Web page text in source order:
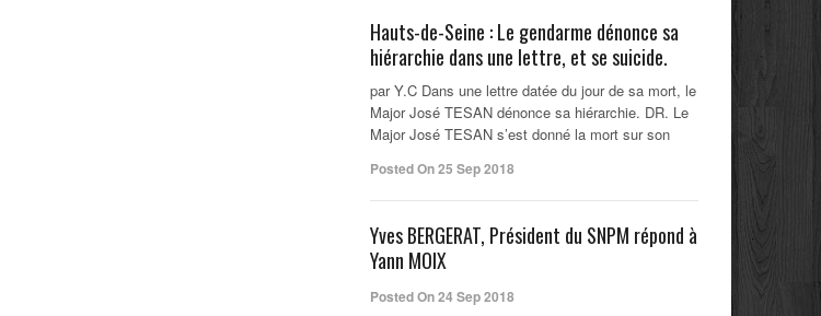
Hauts-de-Seine : Le gendarme dénonce sa
hiérarchie dans une lettre, et se suicide.
par Y.C Dans une lettre datée du jour de sa mort, le
Major José TESAN dénonce sa hiérarchie. DR. Le
Major José TESAN s’est donné la mort sur son
Posted On 25 Sep 2018
Yves BERGERAT, Président du SNPM répond à
Yann MOIX
Posted On 24 Sep 2018